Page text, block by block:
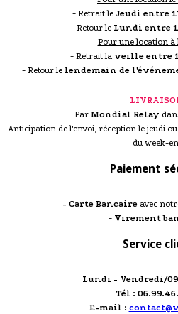
- Retrait le Jeudi entre
- Retour le Lundi entre
Pour une location à
- Retrait la veille entre
- Retour le lendemain de
Par Mondial Relay
Anticipation de l'envoi, réception le jeudi
du week-
Paiement
- Carte Bancaire avec
- Virement
Service
Lundi - Vendredi/
Tél :
E-mail :